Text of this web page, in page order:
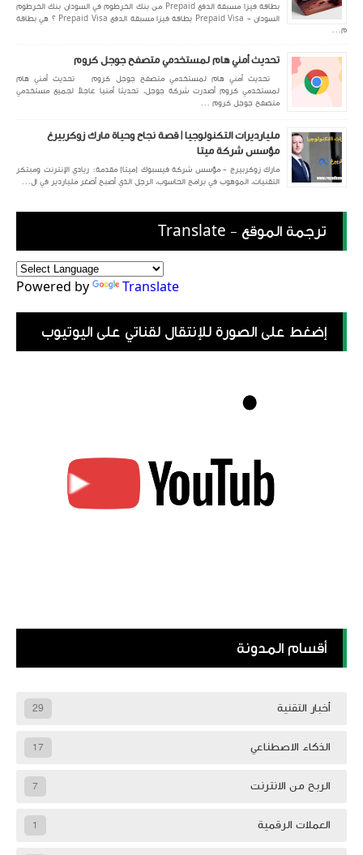
بطاقة فيزا مسبقة الدفع Prepaid من بنك الخرطوم في السودان بنك الخرطوم
السودان - Prepaid Visa بطاقة فيزا مسبقة الدفع Prepaid Visa ؟ هي بطاقة
م...
تحديث أمني هام لمستخدمي متصفح جوجل كروم
تحديث أمني هام لمستخدمي متصفح جوجل كروم تحديث أمني هام
لمستخدمي كروم أصدرت شركة جوجل، تحديثا أمنيا عاجلاً لجميع مستخدمي
متصفح جوجل كروم ...
مليارديرات التكنولوجيا | قصة نجاح وحياة مارك زوكربيرغ
مؤسس شركة ميتا
مارك زوكربيرج - مؤسس شركة فيسبوك (ميتا) مقدمة: ريادي الإنترنت ومبتكر
التقنيات، الموهوب في برامج الحاسوب، الرجل الذي أصبح أصغر ملياردير في ال...
ترجمة الموقع - Translate
Powered by Translate
إضغط على الصورة للإنتقال لقناتي على اليوتيوب
أقسام المدونة
أخبار التقنية 29
الذكاء الاصطناعي 17
الربح من الانترنت 7
العملات الرقمية 1